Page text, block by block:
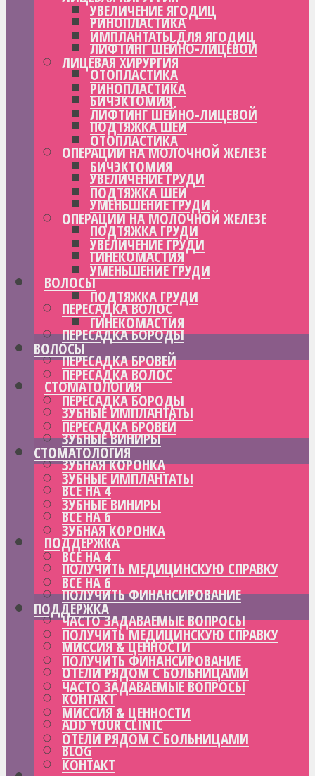
РИНОПЛАСТИКА
ЛИФТИНГ ШЕЙНО-ЛИЦЕВОЙ
ОТОПЛАСТИКА
БИЧЭКТОМИЯ
ПОДТЯЖКА ШЕИ
ОПЕРАЦИИ НА МОЛОЧНОЙ ЖЕЛЕЗЕ
УВЕЛИЧЕНИЕ ГРУДИ
УМЕНЬШЕНИЕ ГРУДИ
ПОДТЯЖКА ГРУДИ
ГИНЕКОМАСТИЯ
ВОЛОСЫ
ПЕРЕСАДКА ВОЛОС
ПЕРЕСАДКА БОРОДЫ
ПЕРЕСАДКА БРОВЕЙ
СТОМАТОЛОГИЯ
ЗУБНЫЕ ИМПЛАНТАТЫ
ЗУБНЫЕ ВИНИРЫ
ЗУБНАЯ КОРОНКА
ВСЕ НА 4
ВСЕ НА 6
ПОДДЕРЖКА
ПОЛУЧИТЬ МЕДИЦИНСКУЮ СПРАВКУ
ПОЛУЧИТЬ ФИНАНСИРОВАНИЕ
ЧАСТО ЗАДАВАЕМЫЕ ВОПРОСЫ
МИССИЯ & ЦЕННОСТИ
ОТЕЛИ РЯДОМ С БОЛЬНИЦАМИ
КОНТАКТ
ADD YOUR CLINIC
BLOG
УВЕЛИЧЕНИЕ ЯГОДИЦ
ИМПЛАНТАТЫ ДЛЯ ЯГОДИЦ
ЛИЦЕВАЯ ХИРУРГИЯ
РИНОПЛАСТИКА
ЛИФТИНГ ШЕЙНО-ЛИЦЕВОЙ
ОТОПЛАСТИКА
БИЧЭКТОМИЯ
ПОДТЯЖКА ШЕИ
ОПЕРАЦИИ НА МОЛОЧНОЙ ЖЕЛЕЗЕ
УВЕЛИЧЕНИЕ ГРУДИ
УМЕНЬШЕНИЕ ГРУДИ
ПОДТЯЖКА ГРУДИ
ГИНЕКОМАСТИЯ
ВОЛОСЫ
ПЕРЕСАДКА ВОЛОС
ПЕРЕСАДКА БОРОДЫ
ПЕРЕСАДКА БРОВЕЙ
СТОМАТОЛОГИЯ
ЗУБНЫЕ ИМПЛАНТАТЫ
ЗУБНЫЕ ВИНИРЫ
ЗУБНАЯ КОРОНКА
ВСЕ НА 4
ВСЕ НА 6
ПОДДЕРЖКА
ПОЛУЧИТЬ МЕДИЦИНСКУЮ СПРАВКУ
ПОЛУЧИТЬ ФИНАНСИРОВАНИЕ
ЧАСТО ЗАДАВАЕМЫЕ ВОПРОСЫ
МИССИЯ & ЦЕННОСТИ
ОТЕЛИ РЯДОМ С БОЛЬНИЦАМИ
КОНТАКТ